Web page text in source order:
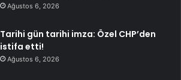
Ağustos 6, 2026
Tarihi gün tarihi imza: Özel CHP’den
istifa etti!
Ağustos 6, 2026